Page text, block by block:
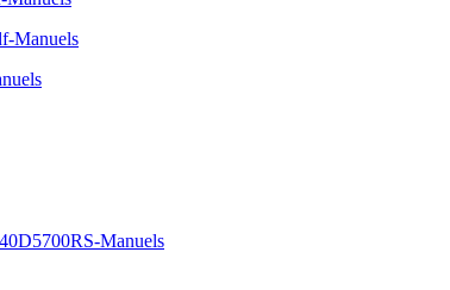
Manuels
Manuels